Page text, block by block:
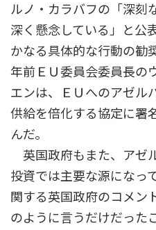
ルノ・カラバフの「深刻
深く懸念している」と公
かなる具体的な行動の勧
年前ＥＵ委員会委員長の
エンは、ＥＵへのアゼル
供給を倍化する協定に署
んだ。
英国政府もまた、アゼ
投資では主要な源になっ
関する英国政府のコメン
のように言うだけだった